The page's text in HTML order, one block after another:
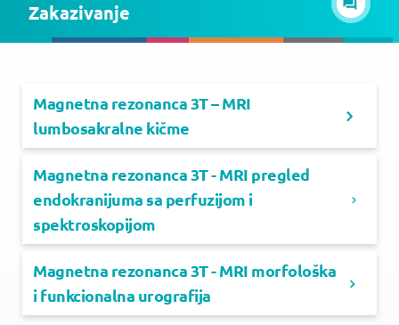
Zakazivanje
Magnetna rezonanca 3T – MRI
lumbosakralne kičme
Magnetna rezonanca 3T - MRI pregled
endokranijuma sa perfuzijom i
spektroskopijom
Magnetna rezonanca 3T - MRI morfološka
i funkcionalna urografija